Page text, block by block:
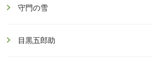
守門の雪
目黒五郎助